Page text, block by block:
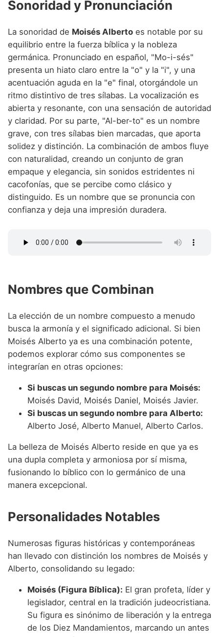
Sonoridad y Pronunciación
La sonoridad de Moisés Alberto es notable por su
equilibrio entre la fuerza bíblica y la nobleza
germánica. Pronunciado en español, "Mo-i-sés"
presenta un hiato claro entre la "o" y la "i", y una
acentuación aguda en la "e" final, otorgándole un
ritmo distintivo de tres sílabas. La vocalización es
abierta y resonante, con una sensación de autoridad
y claridad. Por su parte, "Al-ber-to" es un nombre
grave, con tres sílabas bien marcadas, que aporta
solidez y distinción. La combinación de ambos fluye
con naturalidad, creando un conjunto de gran
empaque y elegancia, sin sonidos estridentes ni
cacofonías, que se percibe como clásico y
distinguido. Es un nombre que se pronuncia con
confianza y deja una impresión duradera.
Nombres que Combinan
La elección de un nombre compuesto a menudo
busca la armonía y el significado adicional. Si bien
Moisés Alberto ya es una combinación potente,
podemos explorar cómo sus componentes se
integrarían en otras opciones:
Si buscas un segundo nombre para Moisés:
Moisés David, Moisés Daniel, Moisés Javier.
Si buscas un segundo nombre para Alberto:
Alberto José, Alberto Manuel, Alberto Carlos.
La belleza de Moisés Alberto reside en que ya es
una dupla completa y armoniosa por sí misma,
fusionando lo bíblico con lo germánico de una
manera excepcional.
Personalidades Notables
Numerosas figuras históricas y contemporáneas
han llevado con distinción los nombres de Moisés y
Alberto, consolidando su legado:
Moisés (Figura Bíblica): El gran profeta, líder y
legislador, central en la tradición judeocristiana.
Su figura es sinónimo de liberación y la entrega
de los Diez Mandamientos, marcando un antes